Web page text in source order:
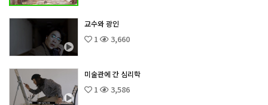
교수와 광인
1 3,660
미술관에 간 심리학
1 3,586